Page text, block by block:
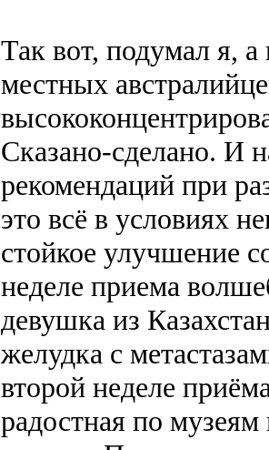
Так вот, подумал я,
местных
Сказано-сделано. И
рекомендаций при
это всё в условиях
стойкое улучшение
неделе приема
девушка из
желудка с
второй неделе
радостная по